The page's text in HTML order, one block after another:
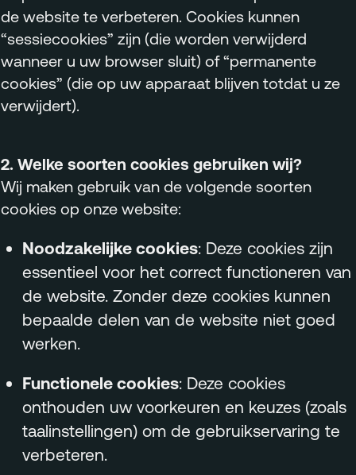
info@megawatt.agency
de website te verbeteren. Cookies kunnen
“sessiecookies” zijn (die worden verwijderd
wanneer u uw browser sluit) of “permanente
cookies” (die op uw apparaat blijven totdat u ze
verwijdert).
2. Welke soorten cookies gebruiken wij?
Wij maken gebruik van de volgende soorten
cookies op onze website:
Noodzakelijke cookies: Deze cookies zijn
essentieel voor het correct functioneren van
de website. Zonder deze cookies kunnen
bepaalde delen van de website niet goed
werken.
Functionele cookies: Deze cookies
onthouden uw voorkeuren en keuzes (zoals
taalinstellingen) om de gebruikservaring te
verbeteren.